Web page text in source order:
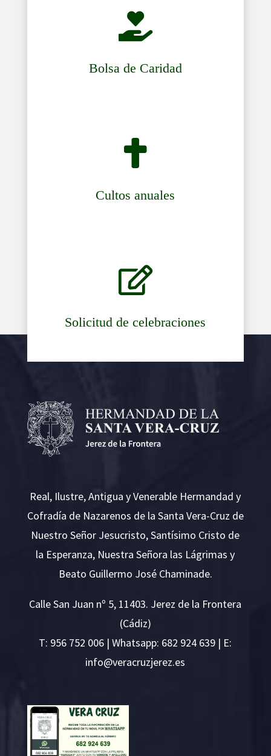

Bolsa de Caridad

Cultos anuales

Solicitud de celebraciones
Real, Ilustre, Antigua y Venerable Hermandad y
Cofradía de Nazarenos de la Santa Vera-Cruz de
Nuestro Señor Jesucristo, Santísimo Cristo de
la Esperanza, Nuestra Señora las Lágrimas y
Beato Guillermo José Chaminade.
Calle San Juan nº 5, 11403. Jerez de la Frontera
(Cádiz)
T: 956 752 006 | Whatsapp: 682 924 639 | E:
se.ze
rejzu
rcare
v@ofn
i